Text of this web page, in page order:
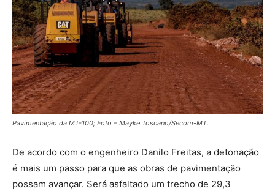
Pavimentação da MT-100; Foto – Mayke Toscano/Secom-MT.
De acordo com o engenheiro Danilo Freitas, a detonação
é mais um passo para que as obras de pavimentação
possam avançar. Será asfaltado um trecho de 29,3